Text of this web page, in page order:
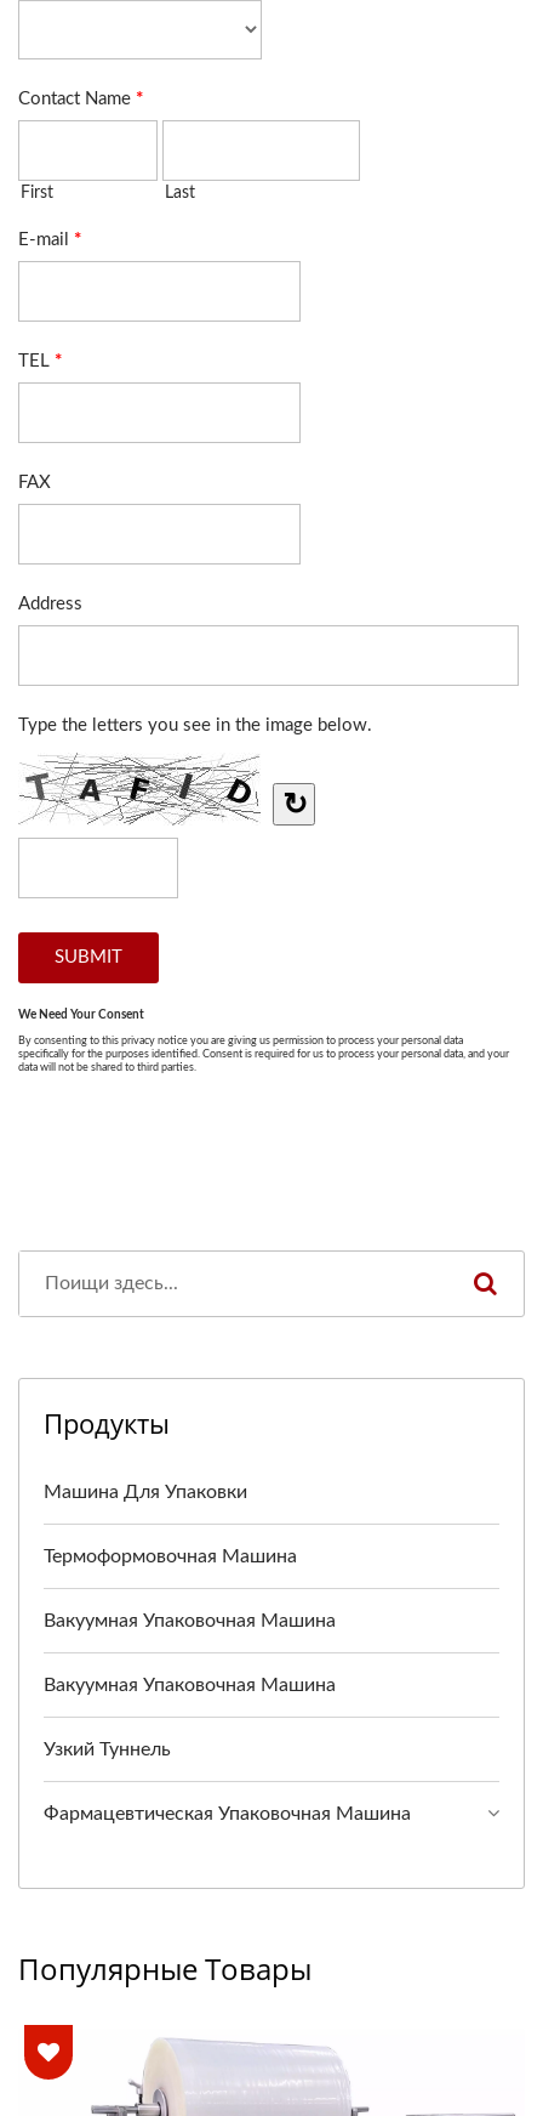
Продукты
Машина Для Упаковки
Термоформовочная Машина
Вакуумная Упаковочная Машина
Вакуумная Упаковочная Машина
Узкий Туннель
Фармацевтическая Упаковочная Машина
Популярные Товары